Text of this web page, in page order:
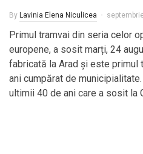
By Lavinia Elena Niculicea
Primul tramvai din seria celor
europene, a sosit marți, 24
fabricată la Arad și este primul
ani cumpărat de
ultimii 40 de ani care a sosit la